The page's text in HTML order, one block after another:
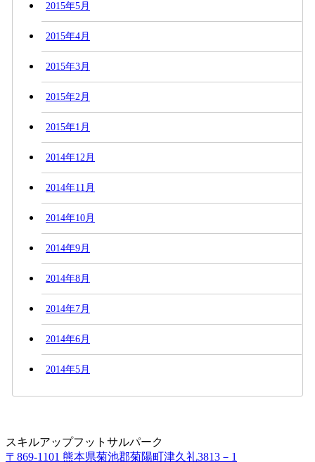
2015年5月
2015年4月
2015年3月
2015年2月
2015年1月
2014年12月
2014年11月
2014年10月
2014年9月
2014年8月
2014年7月
2014年6月
2014年5月
スキルアップフットサルパーク
〒869-1101 熊本県菊池郡菊陽町津久礼3813－1